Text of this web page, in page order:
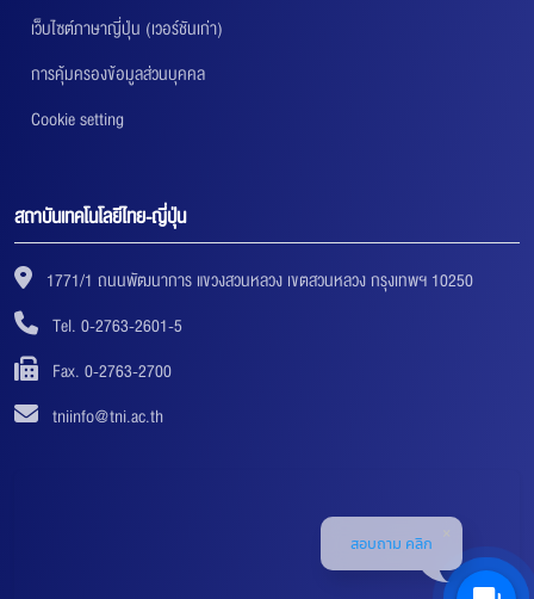
เว็บไซต์ภาษาญี่ปุ่น (เวอร์ชันเก่า)
การคุ้มครองข้อมูลส่วนบุคคล
Cookie setting
สถาบันเทคโนโลยีไทย-ญี่ปุ่น
1771/1 ถนนพัฒนาการ แขวงสวนหลวง เขตสวนหลวง กรุงเทพฯ 10250
Tel. 0-2763-2601-5
Fax. 0-2763-2700
tniinfo@tni.ac.th
สอบถาม คลิก